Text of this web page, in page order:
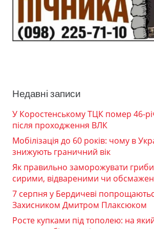
Недавні записи
У Коростенському ТЦК помер 46-
після проходження ВЛК
Мобілізація до 60 років: чому в
знижують граничний вік
Як правильно заморожувати
сирими, відвареними чи
7 серпня у Бердичеві
Захисником Дмитром Плаксюком
Росте купками під тополею: на